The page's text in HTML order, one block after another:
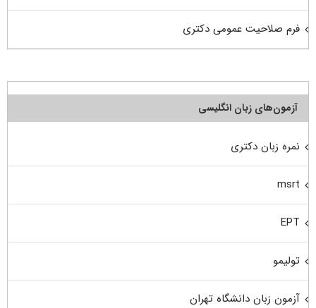
فرم صلاحیت عمومی دکتری
آزمون‌های زبان انگلیسی
نمره زبان دکتری
msrt
EPT
تولیمو
آزمون زبان دانشگاه تهران